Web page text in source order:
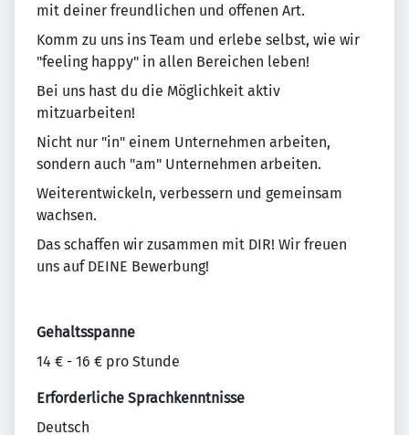
mit deiner freundlichen und offenen Art.
Komm zu uns ins Team und erlebe selbst, wie wir
"feeling happy" in allen Bereichen leben!
Bei uns hast du die Möglichkeit aktiv
mitzuarbeiten!
Nicht nur "in" einem Unternehmen arbeiten,
sondern auch "am" Unternehmen arbeiten.
Weiterentwickeln, verbessern und gemeinsam
wachsen.
Das schaffen wir zusammen mit DIR! Wir freuen
uns auf DEINE Bewerbung!
Gehaltsspanne
14 € - 16 € pro Stunde
Erforderliche Sprachkenntnisse
Deutsch